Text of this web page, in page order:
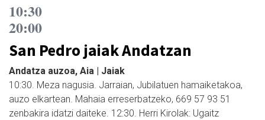
10:30
20:00
San Pedro jaiak Andatzan
Andatza auzoa, Aia | Jaiak
10:30. Meza nagusia. Jarraian, Jubilatuen hamaiketakoa,
auzo elkartean. Mahaia erreserbatzeko, 669 57 93 51
zenbakira idatzi daiteke. 12:30. Herri Kirolak: Ugaitz